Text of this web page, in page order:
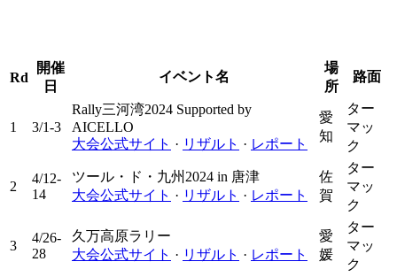
Rd
開催
日
イベント名
場
所
路面
1 3/1-3
Rally三河湾2024 Supported by
AICELLO
大会公式サイト · リザルト · レポート
愛
知
ター
マッ
ク
2
4/12-
14
ツール・ド・九州2024 in 唐津
大会公式サイト · リザルト · レポート
佐
賀
ター
マッ
ク
3
4/26-
28
久万高原ラリー
大会公式サイト · リザルト · レポート
愛
媛
ター
マッ
ク